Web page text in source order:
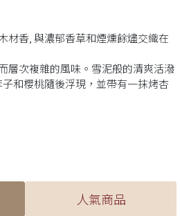
材香, 與濃郁香草和煙燻餘燼交織在
層次複雜的風味。雪泥般的清爽活潑
和櫻桃隨後浮現，並帶有一抹烤杏
人氣商品